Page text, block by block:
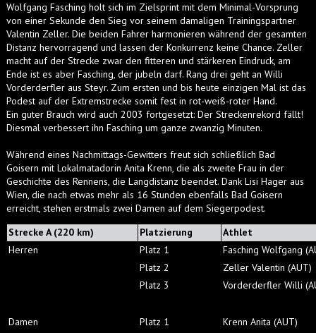
Wolfgang Fasching holt sich im Zielsprint mit dem Minimal-Vorsprung
von einer Sekunde den Sieg vor seinem damaligen Trainingspartner
Valentin Zeller. Die beiden Fahrer harmonieren während der gesamten
Distanz hervorragend und lassen der Konkurrenz keine Chance. Zeller
macht auf der Strecke zwar den fitteren und stärkeren Eindruck, am
Ende ist es aber Fasching, der jubeln darf. Rang drei geht an Willi
Vorderderfler aus Steyr. Zum ersten und bis heute einzigen Mal ist das
Podest auf der Extremstrecke somit fest in rot-weiß-roter Hand.
Ein guter Brauch wird auch 2003 fortgesetzt: Der Streckenrekord fällt!
Diesmal verbessert ihn Fasching um ganze zwanzig Minuten.
Während eines Nachmittags-Gewitters freut sich schließlich Bad
Goisern mit Lokalmatadorin Anita Krenn, die als zweite Frau in der
Geschichte des Rennens, die Langdistanz beendet. Dank Lisi Hager aus
Wien, die nach etwas mehr als 16 Stunden ebenfalls Bad Goisern
erreicht, stehen erstmals zwei Damen auf dem Siegerpodest.
Strecke A (220 km)
Platzierung
Athlet
Herren
Platz 1
Fasching Wolfgang
Platz 2
Zeller Valentin (AUT)
Platz 3
Vorderderfler Willi
Damen Platz 1
Krenn Anita (AUT)